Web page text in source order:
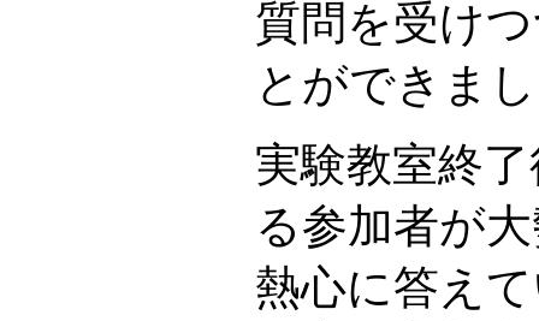
質問を受け
とができま
実験教室終
る参加者が
熱心に答え